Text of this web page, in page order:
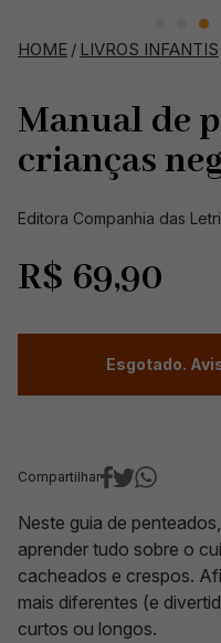
HOME / LIVROS INFANTIS
Neste guia de
aprender tudo sobre o
cacheados e crespos.
mais diferentes (e
curtos ou longos.
Manual de
crianças
Editora Companhia das
R$ 69,90
Esgotado.
Compartilhar